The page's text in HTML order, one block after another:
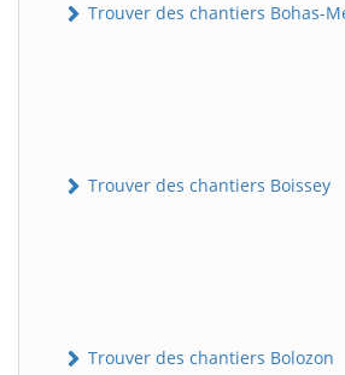
Trouver des chantiers Bohas-
Trouver des chantiers Boissey
Trouver des chantiers Bolozon